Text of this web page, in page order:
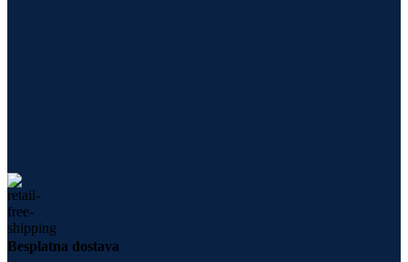
Besplatna dostava